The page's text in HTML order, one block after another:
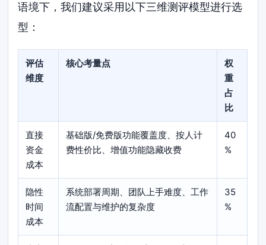
语境下，我们建议采用以下三维测评模型进行选
型：
评估
维度
核心考量点
权
重
占
比
直接
资金
成本
基础版/免费版功能覆盖度、按人计
费性价比、增值功能隐藏收费
40
%
隐性
时间
成本
系统部署周期、团队上手难度、工作
流配置与维护的复杂度
35
%